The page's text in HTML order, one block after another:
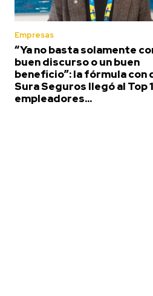
Empresas
“Ya no basta solamente
buen discurso o un buen
beneficio”: la fórmula con
Sura Seguros llegó al Top
empleadores...